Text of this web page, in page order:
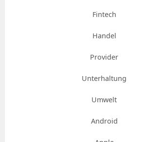
Fintech
Handel
Provider
Unterhaltung
Umwelt
Android